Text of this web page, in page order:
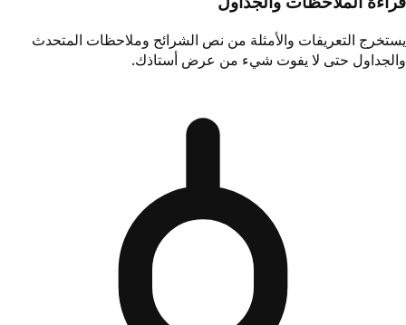
يستخرج التعريفات والأمثلة من نص الشرائح وملاحظات المتحدث
والجداول حتى لا يفوت شيء من عرض أستاذك.